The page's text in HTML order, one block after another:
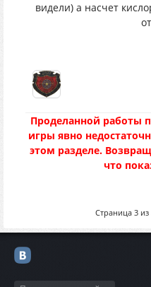
видели) а насчет
Проделанной работы
игры явно
этом разделе.
что
Страница 3 из